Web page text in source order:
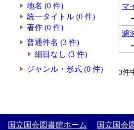
地名 (0 件)
統一タイトル (0 件)
著作 (0 件)
普通件名 (3 件)
細目なし (3 件)
ジャンル・形式 (0 件)
マ
濾
3件
国立国会図書館ホーム 国立国会